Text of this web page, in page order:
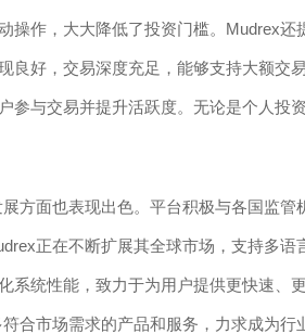
操作，大大降低了投资门槛。Mudrex
良好，交易深度充足，能够支持大额交
参与交易并提升活跃度。无论是个人投
方面也表现出色。平台积极与各国监
正在不断扩展其全球市场，支持多
系统性能，致力于为用户提供更快速、
合市场需求的产品和服务，力求成为行